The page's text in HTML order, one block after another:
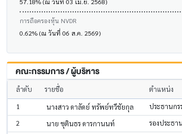
การถือครองหุ้น NVDR
0.62% (ณ วันที่ 06 ส.ค. 2569)
คณะกรรมการ / ผู้บริหาร
ลำดับ รายชื่อ
ตำแหน่ง
1
นางสาว ดาลัดย์ ทรัพย์ทวีชัยกุล
ประธานกร
2
นาย ชุตินธร ดารกานนท์
รองประธา